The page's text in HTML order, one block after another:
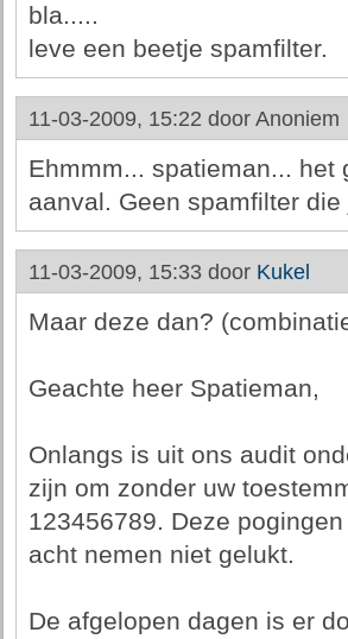
bla.....
leve een beetje spamfilter.
11-03-2009, 15:22 door Anoniem
Ehmmm... spatieman...
aanval. Geen spamfilter
11-03-2009, 15:33 door Kukel
Maar deze dan?
Geachte heer Spatieman,
Onlangs is uit ons audit
zijn om zonder uw
123456789. Deze
acht nemen niet gelukt.
De afgelopen dagen is er